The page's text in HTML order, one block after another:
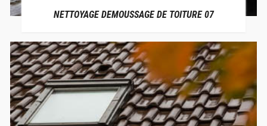
NETTOYAGE DEMOUSSAGE DE TOITURE 07